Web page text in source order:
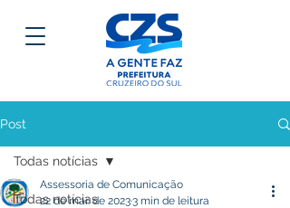
Post
Todas notícias
Todas notícias
Assessoria de Comunicação
22 de mar. de 20233 min de leitura